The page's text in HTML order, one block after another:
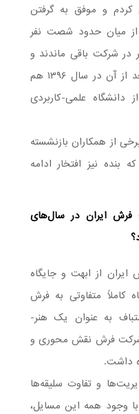
و موفق به گرفتن
میان حدود شصت نفر
در شرکت باقی ماندند و
بنده نیز جزو همان افراد بودم. بعد از آن در سال ۱۳۹۶ هم
علمی-کاربردی
از همکاران بازنشسته
نیز افتخار ادامه
فرش ایران در سال‌های
از ابهت و جایگاه
کاملاً متفاوتی به فرش
به عنوان یک هنر-
فرش نقش محوری و
داشت.
و تفاوت سلیقه‌ها
وجود همه این مسایل،